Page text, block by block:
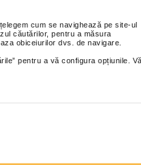
cum se navighează pe site-ul
căutărilor, pentru a măsura
obiceiurilor dvs. de navigare.
pentru a vă configura opțiunile. Vă
Lei